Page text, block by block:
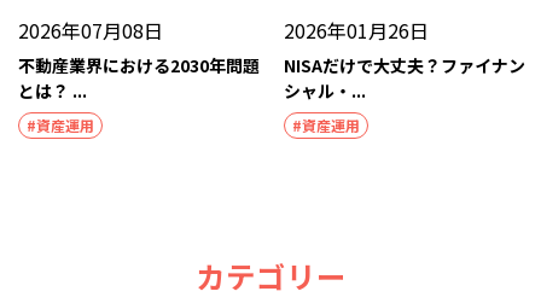
2026年07月08日
不動産業界における2030年問題
とは？ ...
#資産運用
2026年01月26日
NISAだけで大丈夫？ファイナン
シャル・...
#資産運用
カテゴリー